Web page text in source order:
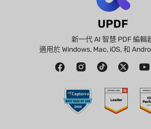
UPDF
新一代 AI 智慧 PDF 編輯
適用於 Windows, Mac, iOS, 和